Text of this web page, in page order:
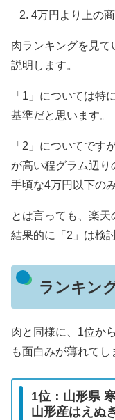
4万円より上の
肉ランキングを見
説明します。
「1」については特
基準だと思います。
「2」についてです
が高い程グラム辺り
手頃な4万円以下の
とは言っても、楽
結果的に「2」は検
ランキン
肉と同様に、1位か
も面白みが薄れてし
1位：山形県
山形産はえぬき